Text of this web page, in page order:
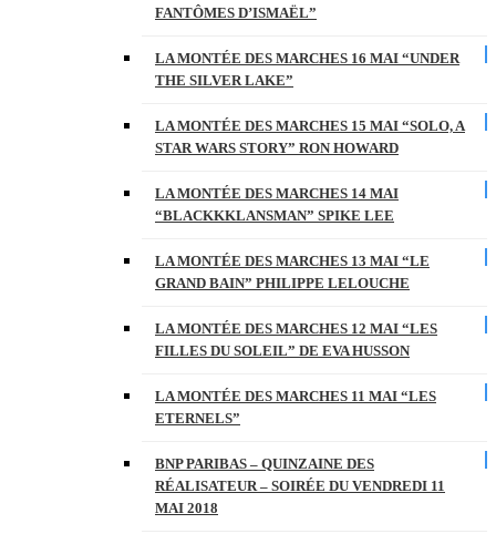
FANTÔMES D’ISMAËL”
LA MONTÉE DES MARCHES 16 MAI “UNDER
THE SILVER LAKE”
LA MONTÉE DES MARCHES 15 MAI “SOLO, A
STAR WARS STORY” RON HOWARD
LA MONTÉE DES MARCHES 14 MAI
“BLACKKKLANSMAN” SPIKE LEE
LA MONTÉE DES MARCHES 13 MAI “LE
GRAND BAIN” PHILIPPE LELOUCHE
LA MONTÉE DES MARCHES 12 MAI “LES
FILLES DU SOLEIL” DE EVA HUSSON
LA MONTÉE DES MARCHES 11 MAI “LES
ETERNELS”
BNP PARIBAS – QUINZAINE DES
RÉALISATEUR – SOIRÉE DU VENDREDI 11
MAI 2018